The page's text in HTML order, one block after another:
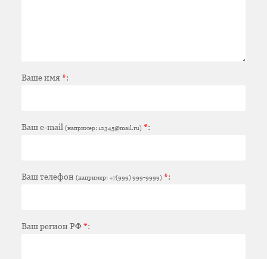
Ваше имя*:
Ваш e-mail (например: 12345@mail.ru) *:
Ваш телефон (например: +7(999) 999-9999) *:
Ваш регион РФ*: